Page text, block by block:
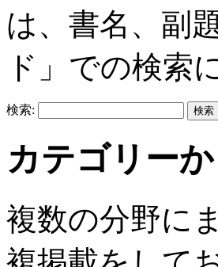
は、書名、副
ド」での検索
検索:
カテゴリー
複数の分野に